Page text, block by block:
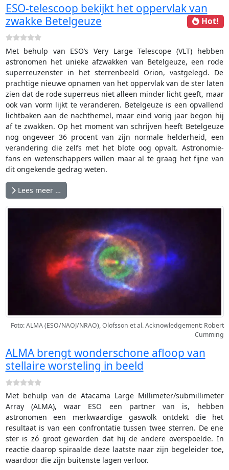
ESO-telescoop bekijkt het oppervlak van
zwakke Betelgeuze
Hot!
Met behulp van ESO’s Very Large Telescope (VLT) hebben
astronomen het unieke afzwakken van Betelgeuze, een rode
superreuzenster in het sterrenbeeld Orion, vastgelegd. De
prachtige nieuwe opnamen van het oppervlak van de ster laten
zien dat de rode superreus niet alleen minder licht geeft, maar
ook van vorm lijkt te veranderen. Betelgeuze is een opvallend
lichtbaken aan de nachthemel, maar eind vorig jaar begon hij
af te zwakken. Op het moment van schrijven heeft Betelgeuze
nog ongeveer 36 procent van zijn normale helderheid, een
verandering die zelfs met het blote oog opvalt. Astronomie-
fans en wetenschappers willen maar al te graag het fijne van
dit ongekende gedrag weten.
Lees meer …
Foto: ALMA (ESO/NAOJ/NRAO), Olofsson et al. Acknowledgement: Robert
Cumming
ALMA brengt wonderschone afloop van
stellaire worsteling in beeld
Met behulp van de Atacama Large Millimeter/submillimeter
Array (ALMA), waar ESO een partner van is, hebben
astronomen een merkwaardige gaswolk ontdekt die het
resultaat is van een confrontatie tussen twee sterren. De ene
ster is zó groot geworden dat hij de andere overspoelde. In
reactie daarop spiraalde deze laatste naar zijn begeleider toe,
waardoor die zijn buitenste lagen verloor.